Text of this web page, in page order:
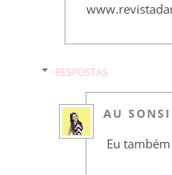
RESPOSTAS
AU
Eu também